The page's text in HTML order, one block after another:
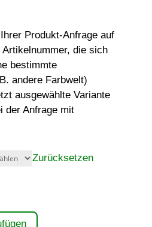
Produkt-Anfrage auf
die sich
bestimmte
andere Farbwelt)
ausgewählte Variante
der Anfrage mit
Zurücksetzen